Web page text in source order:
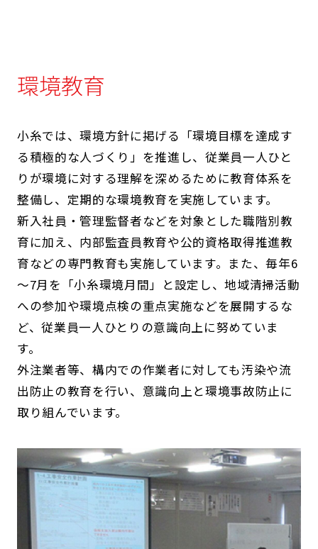
環境教育
小糸では、環境方針に掲げる「環境目標を達成す
る積極的な人づくり」を推進し、従業員一人ひと
りが環境に対する理解を深めるために教育体系を
整備し、定期的な環境教育を実施しています。
新入社員・管理監督者などを対象とした職階別教
育に加え、内部監査員教育や公的資格取得推進教
育などの専門教育も実施しています。また、毎年6
～7月を「小糸環境月間」と設定し、地域清掃活動
への参加や環境点検の重点実施などを展開するな
ど、従業員一人ひとりの意識向上に努めていま
す。
外注業者等、構内での作業者に対しても汚染や流
出防止の教育を行い、意識向上と環境事故防止に
取り組んでいます。